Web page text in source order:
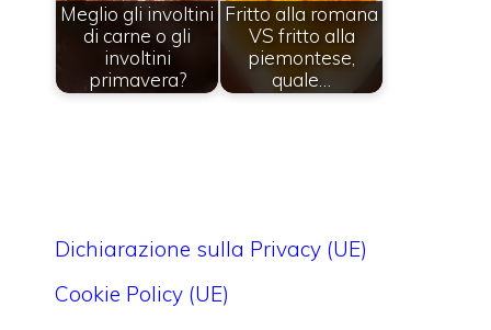
Meglio gli involtini
di carne o gli
involtini
primavera?
Fritto alla romana
VS fritto alla
piemontese,
quale…
Dichiarazione sulla Privacy (UE)
Cookie Policy (UE)